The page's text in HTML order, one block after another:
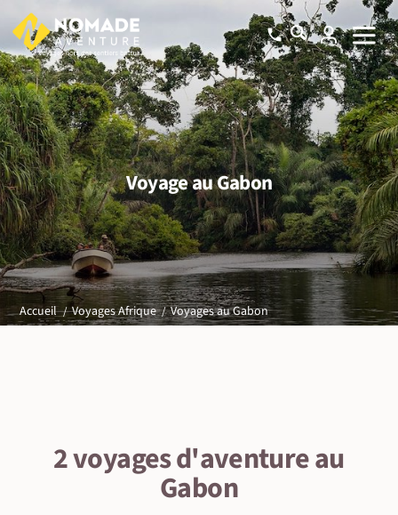
Voyage au Gabon
Accueil Voyages Afrique Voyages au Gabon
2 voyages d'aventure au
Gabon